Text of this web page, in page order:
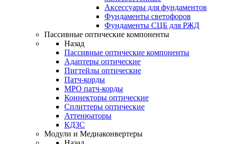
Аксессуары для фундаментов
Фундаменты светофоров
Фундаменты СЦБ для РЖД
Пассивные оптические компоненты
Назад
Пассивные оптические компоненты
Адаптеры оптические
Пигтейлы оптические
Патч-корды
MPO патч-корды
Коннекторы оптические
Сплиттеры оптические
Аттенюаторы
КДЗС
Модули и Медиаконвертеры